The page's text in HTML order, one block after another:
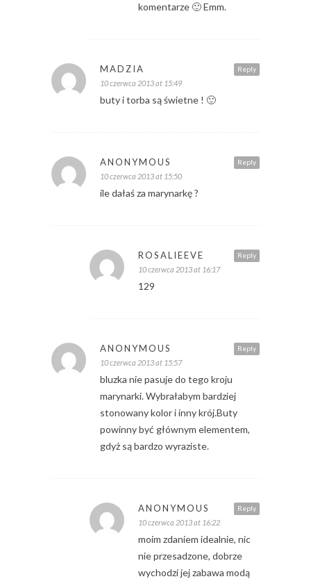
komentarze 🙂 Emm.
Reply
MADZIA
10 czerwca 2013 at 15:49
buty i torba są świetne ! 🙂
Reply
ANONYMOUS
10 czerwca 2013 at 15:50
ile dałaś za marynarkę ?
Reply
ROSALIEEVE
10 czerwca 2013 at 16:17
129
Reply
ANONYMOUS
10 czerwca 2013 at 15:57
bluzka nie pasuje do tego kroju
marynarki. Wybrałabym bardziej
stonowany kolor i inny krój.Buty
powinny być głównym elementem,
gdyż są bardzo wyraziste.
Reply
ANONYMOUS
10 czerwca 2013 at 16:22
moim zdaniem idealnie, nic
nie przesadzone, dobrze
wychodzi jej zabawa modą